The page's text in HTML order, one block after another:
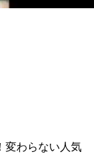
変わらない人気